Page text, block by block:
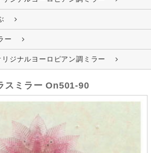
ー
ジナルヨーロピアン調ミラー
スミラー On501-90